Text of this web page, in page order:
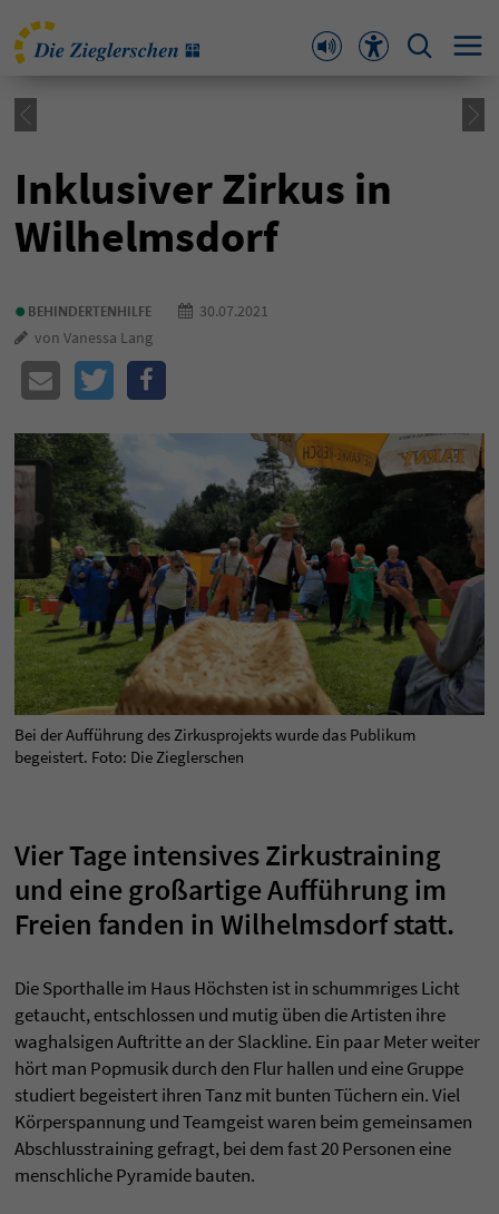
Inklusiver Zirkus in
Wilhelmsdorf
• BEHINDERTENHILFE
30.07.2021
von Vanessa Lang
Bei der Aufführung des Zirkusprojekts wurde das Publikum
begeistert. Foto: Die Zieglerschen
Vier Tage intensives Zirkustraining
und eine großartige Aufführung im
Freien fanden in Wilhelmsdorf statt.
Die Sporthalle im Haus Höchsten ist in schummriges Licht
getaucht, entschlossen und mutig üben die Artisten ihre
waghalsigen Auftritte an der Slackline. Ein paar Meter weiter
hört man Popmusik durch den Flur hallen und eine Gruppe
studiert begeistert ihren Tanz mit bunten Tüchern ein. Viel
Körperspannung und Teamgeist waren beim gemeinsamen
Abschlusstraining gefragt, bei dem fast 20 Personen eine
menschliche Pyramide bauten.